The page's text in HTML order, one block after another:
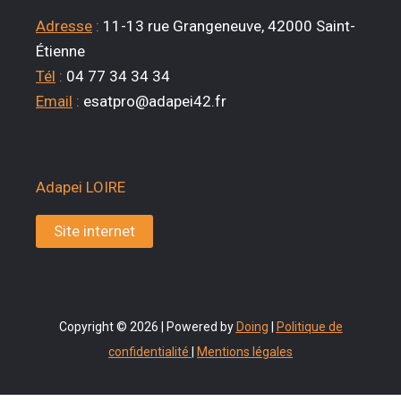
Adresse : 11-13 rue Grangeneuve, 42000 Saint-
Étienne
Tél : 04 77 34 34 34
Email : esatpro@adapei42.fr
Adapei LOIRE
Site internet
Copyright © 2026 | Powered by Doing
Politique de
confidentialité
Mentions légales